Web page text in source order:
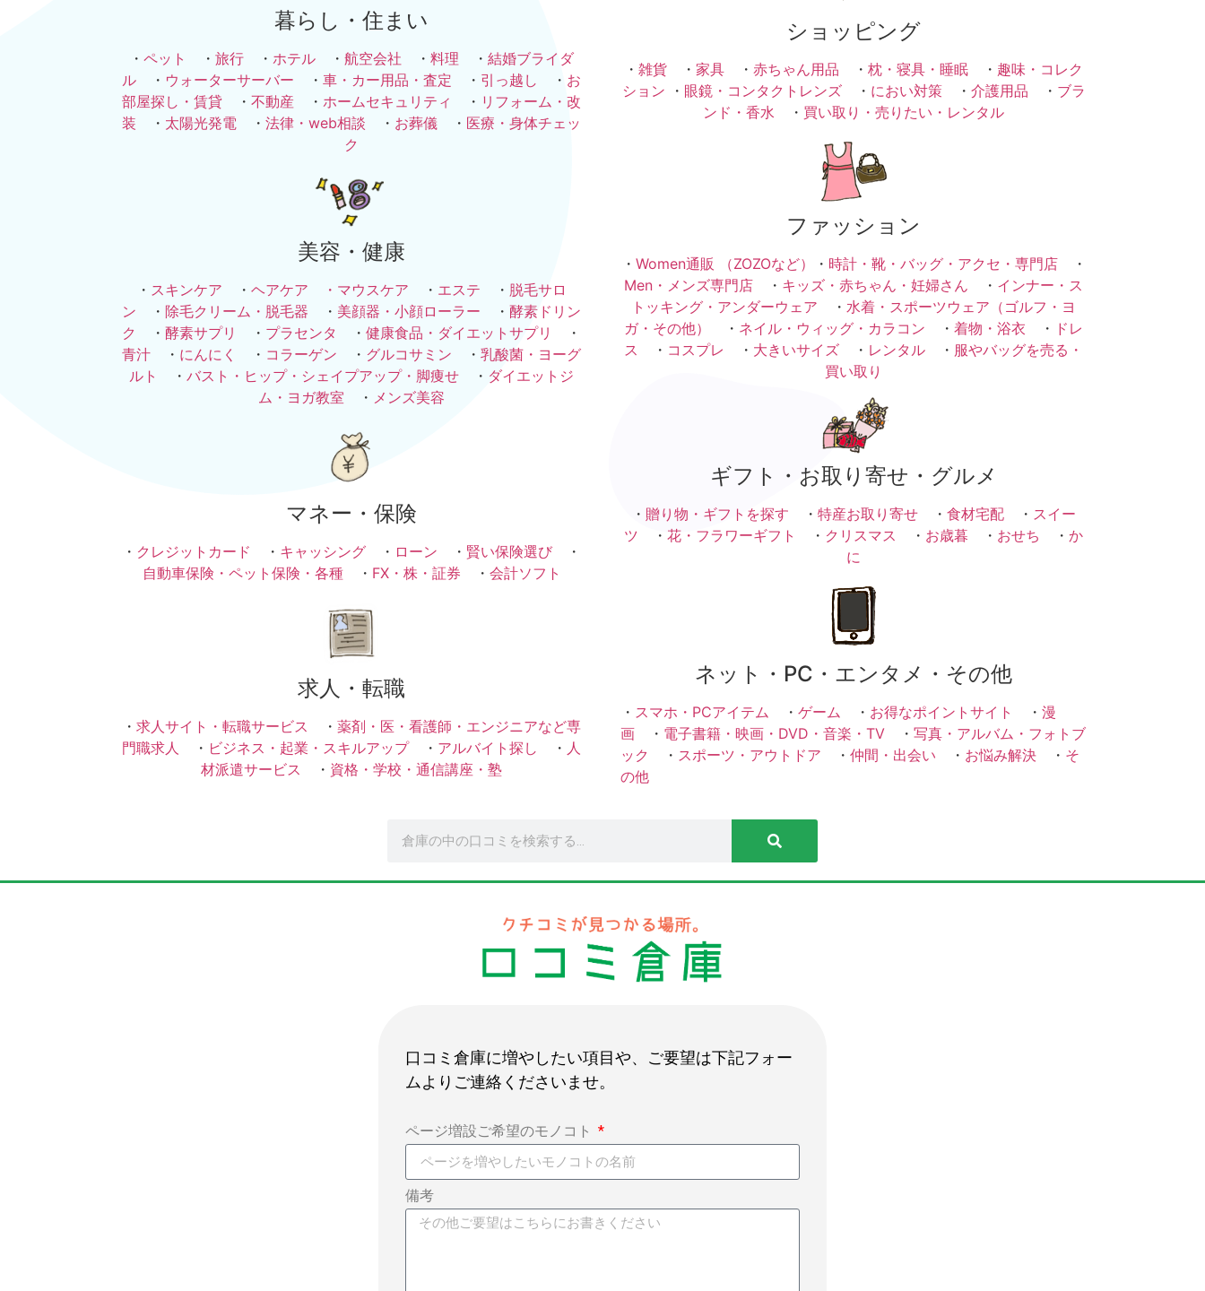
暮らし・住まい
・ ペット ・ 旅行 ・ ホテル ・ 航空会社 ・ 料理 ・ 結婚ブライダ
ル ・ ウォーターサーバー ・ 車・カー用品・査定 ・ 引っ越し ・ お
部屋探し・賃貸 ・ 不動産 ・ ホームセキュリティ ・ リフォーム・改
装 ・ 太陽光発電 ・ 法律・web相談 ・ お葬儀 ・ 医療・身体チェッ
ク
美容・健康
・ スキンケア ・ ヘアケア ・ マウスケア ・ エステ ・ 脱毛サロ
ン ・ 除毛クリーム・脱毛器 ・ 美顔器・小顔ローラー ・ 酵素ドリン
ク
・ 酵素サプリ ・ プラセンタ ・ 健康食品・ダイエットサプリ
・
青汁 ・ にんにく ・ コラーゲン ・ グルコサミン ・ 乳酸菌・ヨーグ
ルト
・ バスト・ヒップ・シェイプアップ・脚痩せ ・ ダイエットジ
ム・ヨガ教室 ・ メンズ美容
マネー・保険
・ クレジットカード ・ キャッシング ・ ローン ・ 賢い保険選び ・
自動車保険・ペット保険・各種・ FX・株・証券 ・ 会計ソフト
求人・転職
・ 求人サイト・転職サービス ・ 薬剤・医・看護師・エンジニアなど専
門職求人
・ ビジネス・起業・スキルアップ・ アルバイト探し ・ 人
材派遣サービス ・ 資格・学校・通信講座・塾
ショッピング
・ 雑貨 ・ 家具 ・ 赤ちゃん用品 ・ 枕・寝具・睡眠 ・ 趣味・コレク
ション ・ 眼鏡・コンタクトレンズ・ におい対策・ 介護用品 ・ ブラ
ンド・香水 ・ 買い取り・売りたい・レンタル
ファッション
・ Women通販 （ZOZOなど） ・ 時計・靴・バッグ・アクセ・専門店・
Men・メンズ専門店 ・ キッズ・赤ちゃん・妊婦さん ・ インナー・ス
トッキング・アンダーウェア ・ 水着・スポーツウェア（ゴルフ・ヨ
ガ・その他）
・ ネイル・ウィッグ・カラコン ・ 着物・浴衣 ・ ドレ
ス ・ コスプレ ・ 大きいサイズ ・ レンタル ・ 服やバッグを売る・
買い取り
ギフト・お取り寄せ・グルメ
・ 贈り物・ギフトを探す ・ 特産お取り寄せ ・ 食材宅配 ・ スイー
ツ ・ 花・フラワーギフト ・ クリスマス ・ お歳暮 ・ おせち ・ か
に
ネット・PC・エンタメ・その他
・ スマホ・PCアイテム ・ ゲーム ・ お得なポイントサイト ・ 漫
画 ・ 電子書籍・映画・DVD・音楽・TV ・ 写真・アルバム・フォトブ
ック
・ スポーツ・アウトドア ・ 仲間・出会い ・ お悩み解決 ・ そ
の他
口コミ倉庫に増やしたい項目や、ご要望は下記フォー
ムよりご連絡くださいませ。
ページ増設ご希望のモノコト
備考